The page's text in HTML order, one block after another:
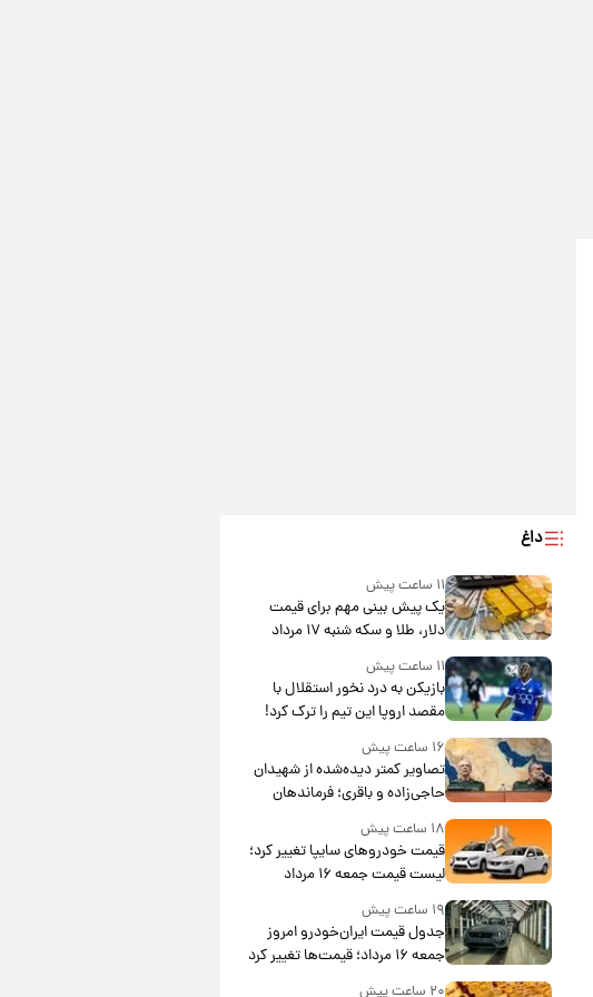
داغ
۱۱ ساعت پیش
یک پیش ‌بینی مهم برای قیمت
دلار، طلا و سکه شنبه ۱۷ مرداد
۱۴۰۵
۱۱ ساعت پیش
بازیکن به درد نخور استقلال با
مقصد اروپا این تیم را ترک کرد!
۱۶ ساعت پیش
تصاویر کمتر دیده‌شده از شهیدان
حاجی‌زاده و باقری؛ فرماندهان
شهید هوافضای ایران
۱۸ ساعت پیش
قیمت خودروهای سایپا تغییر کرد؛
لیست قیمت جمعه ۱۶ مرداد
منتشر شد
۱۹ ساعت پیش
جدول قیمت ایران‌خودرو امروز
جمعه ۱۶ مرداد؛ قیمت‌ها تغییر کرد
۲۰ ساعت پیش